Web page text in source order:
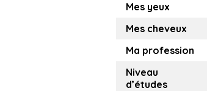
Mes yeux
Mes cheveux
Ma profession
Niveau
d’études